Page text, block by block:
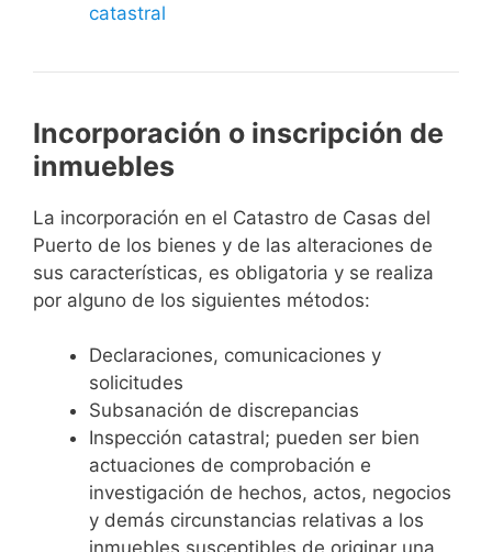
catastral
Incorporación o inscripción de
inmuebles
La incorporación en el Catastro de Casas del
Puerto de los bienes y de las alteraciones de
sus características, es obligatoria y se realiza
por alguno de los siguientes métodos:
Declaraciones, comunicaciones y
solicitudes
Subsanación de discrepancias
Inspección catastral; pueden ser bien
actuaciones de comprobación e
investigación de hechos, actos, negocios
y demás circunstancias relativas a los